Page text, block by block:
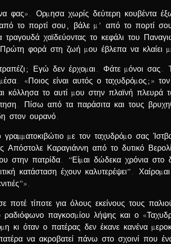
φας». Ορµησα χωρίς δεύτερη κουβέντα
το πορτί σου, βάλε µ’ από το πορτί
χαϊδεύοντας το κεφάλι του
φορά στη ζωή µου έβλεπα να κλαίει
Εγώ δεν έρχοµαι. Φάτε µόνοι σας.
«Ποιος είναι αυτός ο ταχυδρόµος;»
κόλλησα το αυτί µου στην πλαϊνή πλευρά
Πίσω από τα παράσιτα και τους
στον ουρανό.
µε τον ταχυδρόµο σας
Απόστολε Καραγιάννη από το δυτικό
πατρίδα. “Είµαι δώδεκα χρόνια στο
κατάσταση έχουν καλυτερέψει”.
ποτέ τίποτε για όλους εκείνους τους
παγκοσµίου λήψης και ο
κι όταν ο πατέρας δεν έκανε κανένα
να ακροβατεί πάνω στο σχοινί που